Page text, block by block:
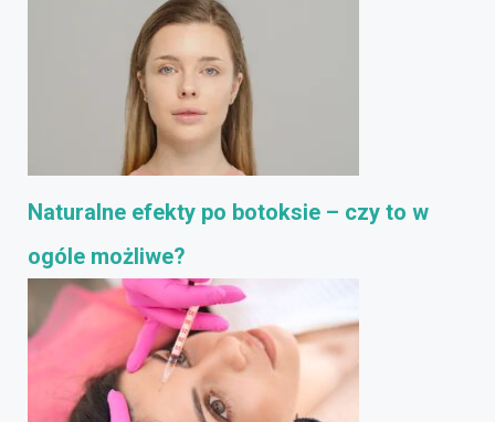
Naturalne efekty po botoksie – czy to w
ogóle możliwe?